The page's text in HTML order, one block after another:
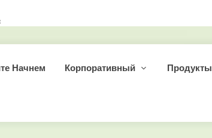
Начнем Корпоративный Продукты